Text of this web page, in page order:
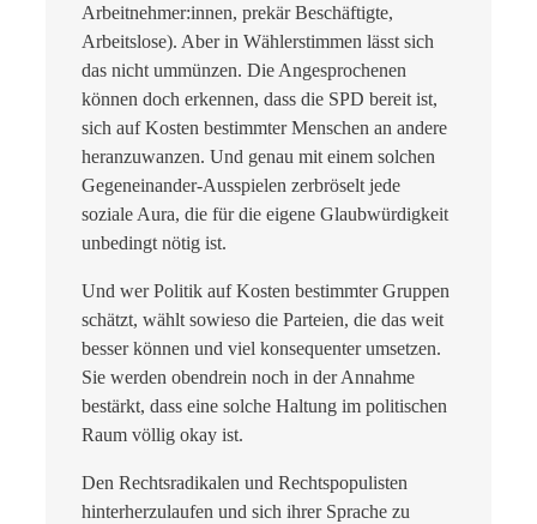
Arbeitnehmer:innen, prekär Beschäftigte,
Arbeitslose). Aber in Wählerstimmen lässt sich
das nicht ummünzen. Die Angesprochenen
können doch erkennen, dass die SPD bereit ist,
sich auf Kosten bestimmter Menschen an andere
heranzuwanzen. Und genau mit einem solchen
Gegeneinander-Ausspielen zerbröselt jede
soziale Aura, die für die eigene Glaubwürdigkeit
unbedingt nötig ist.
Und wer Politik auf Kosten bestimmter Gruppen
schätzt, wählt sowieso die Parteien, die das weit
besser können und viel konsequenter umsetzen.
Sie werden obendrein noch in der Annahme
bestärkt, dass eine solche Haltung im politischen
Raum völlig okay ist.
Den Rechtsradikalen und Rechtspopulisten
hinterherzulaufen und sich ihrer Sprache zu